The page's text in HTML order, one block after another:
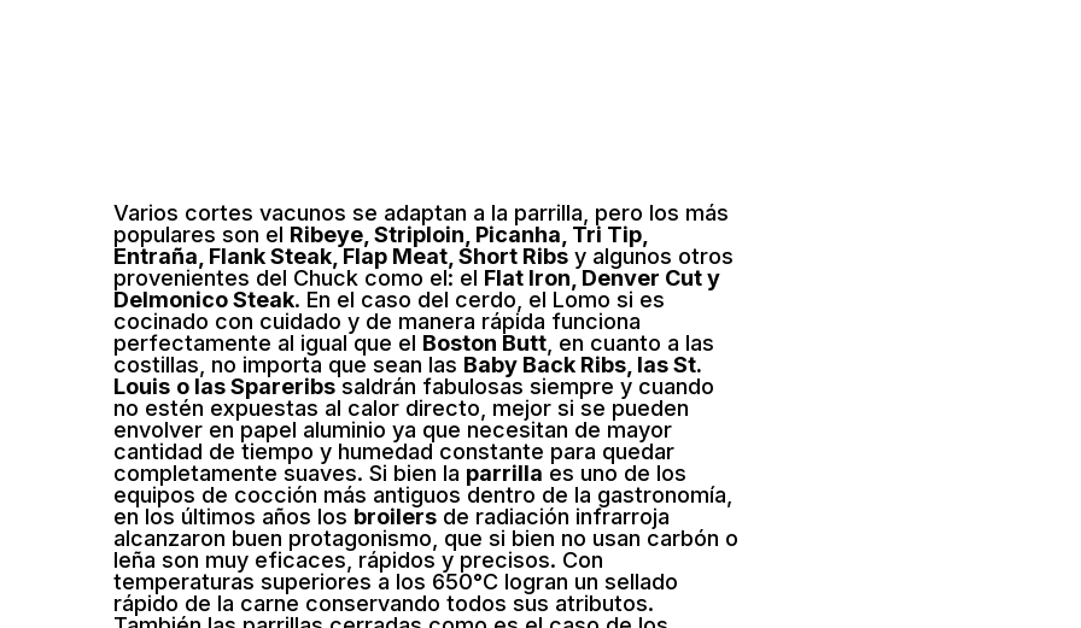
Varios cortes vacunos se adaptan a la parrilla, pero los más
populares son el Ribeye, Striploin, Picanha, Tri Tip,
Entraña, Flank Steak, Flap Meat, Short Ribs y algunos otros
provenientes del Chuck como el: el Flat Iron, Denver Cut y
Delmonico Steak. En el caso del cerdo, el Lomo si es
cocinado con cuidado y de manera rápida funciona
perfectamente al igual que el Boston Butt , en cuanto a las
costillas, no importa que sean las Baby Back Ribs, las St.
Louis o las Spareribssaldrán fabulosas siempre y cuando
no estén expuestas al calor directo, mejor si se pueden
envolver en papel aluminio ya que necesitan de mayor
cantidad de tiempo y humedad constante para quedar
completamente suaves. Si bien la parrilla es uno de los
equipos de cocción más antiguos dentro de la gastronomía,
en los últimos años los broilers de radiación infrarroja
alcanzaron buen protagonismo, que si bien no usan carbón o
leña son muy eficaces, rápidos y precisos. Con
temperaturas superiores a los 650°C logran un sellado
rápido de la carne conservando todos sus atributos.